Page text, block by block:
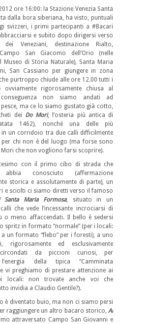
ore 16:00: la Stazione Venezia Santa
dalla bora siberiana, ha visto, puntuali
svizzeri, i primi partecipanti a #Bacari
e subito dopo dirigersi verso
dei Veneziani, destinazione Rialto,
San Giacomo dell’Orio (nelle
Museo di Storia Naturale), Santa Maria
San Cassiano per giungere in zona
purtroppo chiude alle ore 12.00 tutti i
rigorosamente chiusa al
non siamo andati ad
ma ce lo siamo gustato già cotto,
dei Do Mori, l’osteria più antica di
1462), nonché una delle più
in un corridoio tra due calli difficilmente
per chi non è del luogo (ma forse sono
che non vogliono farsi scoprire).
con il primo cibo di strada che
abbia conosciuto (affermazione
storica e assolutamente di parte), un
e sciolti ci siamo diretti verso il famoso
Santa Maria Formosa, situato in un
che vede l’incessante incrociarsi di
o meno affaccendati. Il bello è sedersi
spritz in formato “normale” (per i locali:
un formato “flebo” per i foresti), a uno
rigorosamente ed esclusivamente
circondati da piccioni curiosi, per
della tipica “Camminata
vi preghiamo di prestare attenzione ai
locali: non trovate anche voi che
invidia a Claudio Gentile?).
è diventato buio, ma non ci siamo persi
raggiungere un altro bacaro storico, Al
attraversato Campo San Giovanni e